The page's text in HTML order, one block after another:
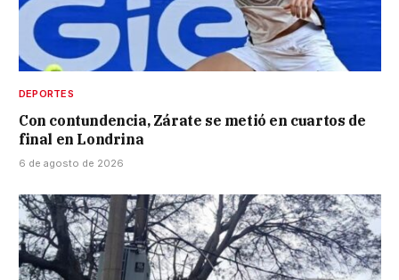
DEPORTES
Con contundencia, Zárate se metió en cuartos de
final en Londrina
6 de agosto de 2026